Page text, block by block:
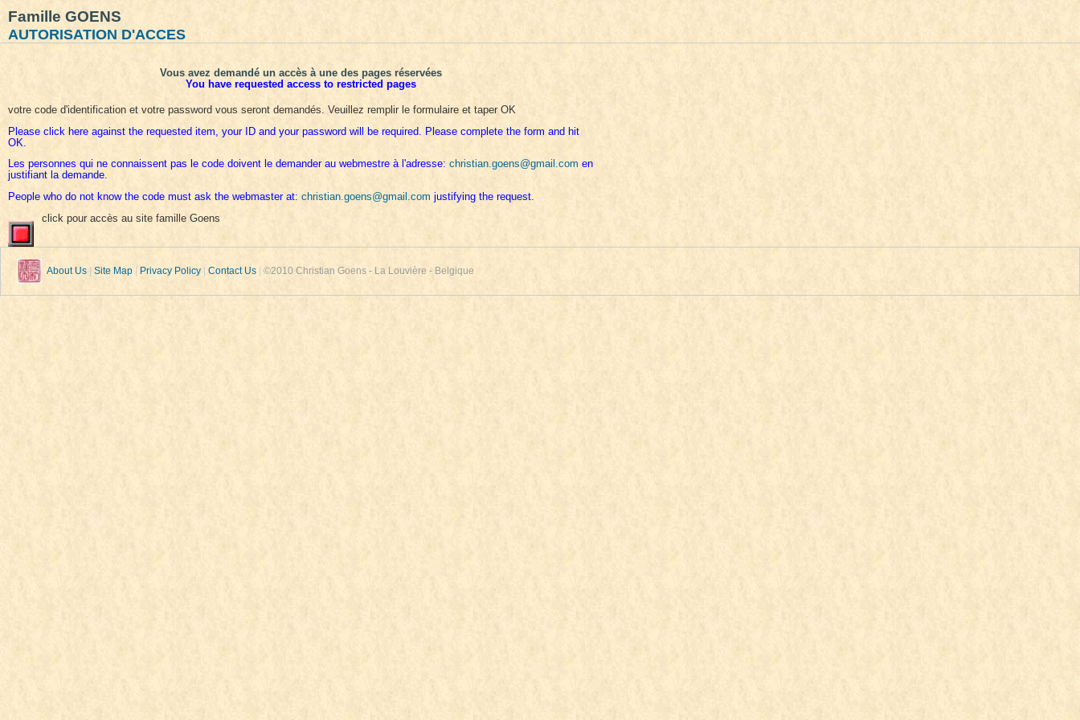
Famille GOENS
AUTORISATION D'ACCES
Vous avez demandé un accès à une des pages réservées
You have requested access to restricted pages
votre code d'identification et votre password vous seront demandés. Veuillez remplir le formulaire et taper OK
Please click here against the requested item, your ID and your password will be required. Please complete the form and hit
OK.
Les personnes qui ne connaissent pas le code doivent le demander au webmestre à l'adresse: christian.goens@gmail.com en
justifiant la demande.
People who do not know the code must ask the webmaster at: christian.goens@gmail.com justifying the request.
click pour accès au site famille Goens
About Us | Site Map | Privacy Policy | Contact Us | ©2010 Christian Goens - La Louvière - Belgique